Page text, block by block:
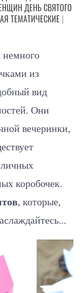
ДЕНЬ СВЯТОГО
ТЕМАТИЧЕСКИЕ |
немного
из
вид
Они
вечеринки,
коробочек.
, которые,